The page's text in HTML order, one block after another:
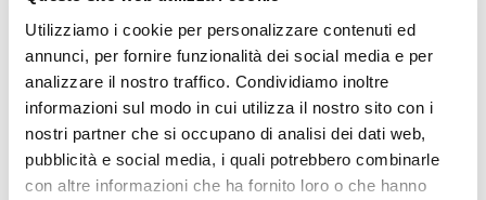
Utilizziamo i cookie per personalizzare contenuti ed
annunci, per fornire funzionalità dei social media e per
analizzare il nostro traffico. Condividiamo inoltre
informazioni sul modo in cui utilizza il nostro sito con i
nostri partner che si occupano di analisi dei dati web,
pubblicità e social media, i quali potrebbero combinarle
con altre informazioni che ha fornito loro o che hanno
HOME
“L’Architettura è un fatto d’arte, un fenomeno che
suscita emozione, al di fuori dei problemi di
costruzione, al di là di essi. La Costruzione è per
tener su: l’Architettura è per commuovere.”